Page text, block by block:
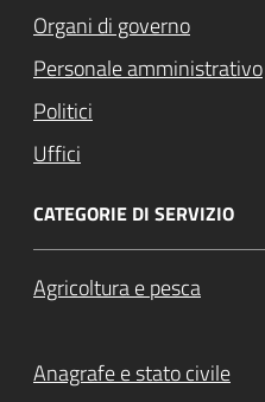
Organi di governo
Personale amministrativo
Politici
Uffici
CATEGORIE DI SERVIZIO
Agricoltura e pesca
Anagrafe e stato civile